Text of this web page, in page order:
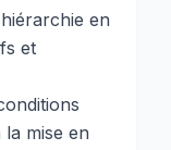
en
et
mise en